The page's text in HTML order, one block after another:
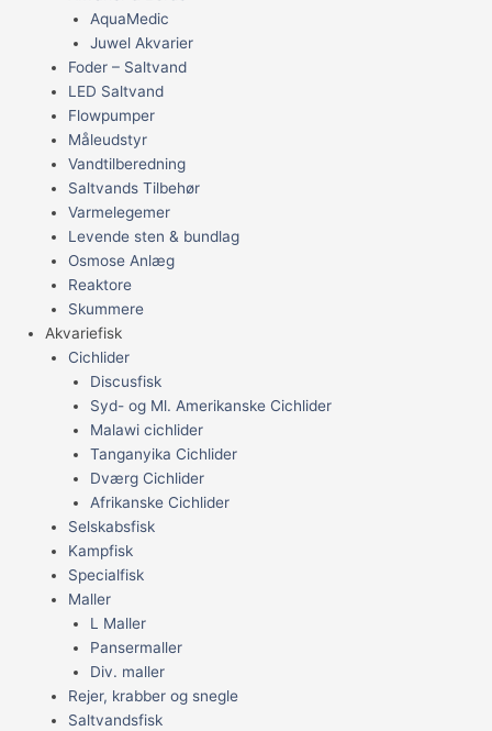
AquaMedic
Juwel Akvarier
Foder – Saltvand
LED Saltvand
Flowpumper
Måleudstyr
Vandtilberedning
Saltvands Tilbehør
Varmelegemer
Levende sten & bundlag
Osmose Anlæg
Reaktore
Skummere
Akvariefisk
Cichlider
Discusfisk
Syd- og Ml. Amerikanske Cichlider
Malawi cichlider
Tanganyika Cichlider
Dværg Cichlider
Afrikanske Cichlider
Selskabsfisk
Kampfisk
Specialfisk
Maller
L Maller
Pansermaller
Div. maller
Rejer, krabber og snegle
Saltvandsfisk